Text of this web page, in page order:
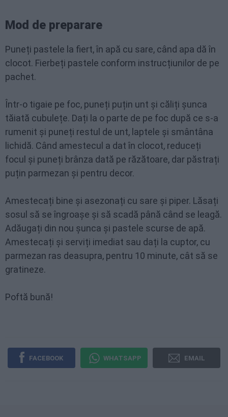
Mod de preparare
Puneți pastele la fiert, în apă cu sare, când apa dă în
clocot. Fierbeți pastele conform instrucțiunilor de pe
pachet.
Într-o tigaie pe foc, puneți puțin unt și căliți șunca
tăiată cubulețe. Dați la o parte de pe foc după ce s-a
rumenit și puneți restul de unt, laptele și smântâna
lichidă. Când amestecul a dat în clocot, reduceți
focul și puneți brânza dată pe răzătoare, dar păstrați
puțin parmezan și pentru decor.
Amestecați bine și asezonați cu sare și piper. Lăsați
sosul să se îngroașe și să scadă până când se leagă.
Adăugați din nou șunca și pastele scurse de apă.
Amestecați și serviți imediat sau dați la cuptor, cu
parmezan ras deasupra, pentru 10 minute, cât să se
gratineze.
Poftă bună!
FACEBOOK WHATSAPP EMAIL